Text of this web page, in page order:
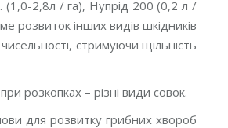
(1,0-2,8л / га), Нупрід 200 (0,2 л /
розвиток інших видів шкідників
стримуючи щільність
розкопках – різні види совок.
для розвитку грибних хвороб